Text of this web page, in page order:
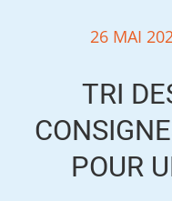
26 MAI
TRI
POUR